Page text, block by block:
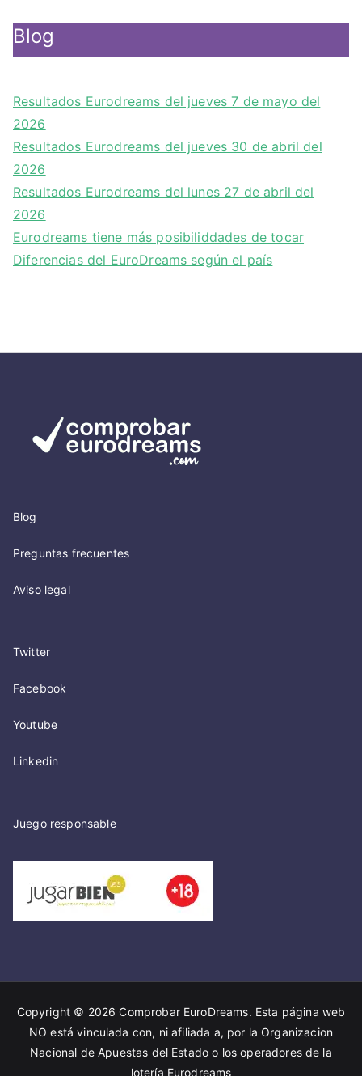
Blog
Resultados Eurodreams del jueves 7 de mayo del
2026
Resultados Eurodreams del jueves 30 de abril del
2026
Resultados Eurodreams del lunes 27 de abril del
2026
Eurodreams tiene más posibiliddades de tocar
Diferencias del EuroDreams según el país
Blog
Preguntas frecuentes
Aviso legal
Twitter
Facebook
Youtube
Linkedin
Juego responsable
Copyright © 2026Comprobar EuroDreams. Esta página web
NO está vinculada con, ni afiliada a, por la Organizacion
Nacional de Apuestas del Estado o los operadores de la
lotería Eurodreams